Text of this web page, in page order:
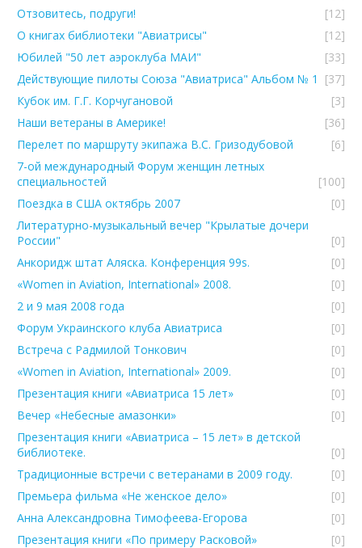
Отзовитесь, подруги!
[12]
О книгах библиотеки "Авиатрисы"
[12]
Юбилей "50 лет аэроклуба МАИ"
[33]
Действующие пилоты Союза "Авиатриса" Альбом № 1
[37]
Кубок им. Г.Г. Корчугановой
[3]
Наши ветераны в Америке!
[36]
Перелет по маршруту экипажа В.С. Гризодубовой
[6]
7-ой международный Форум женщин летных
специальностей
[100]
Поездка в США октябрь 2007
[0]
Литературно-музыкальный вечер "Крылатые дочери
России"
[0]
Анкоридж штат Аляска. Конференция 99s.
[0]
«Women in Aviation, International» 2008.
[0]
2 и 9 мая 2008 года
[0]
Форум Украинского клуба Авиатриcа
[0]
Встреча с Радмилой Тонкович
[0]
«Women in Aviation, International» 2009.
[0]
Презентация книги «Авиатриса 15 лет»
[0]
Вечер «Небесные амазонки»
[0]
Презентация книги «Авиатриса – 15 лет» в детской
библиотеке.
[0]
Традиционные встречи с ветеранами в 2009 году.
[0]
Премьера фильма «Не женское дело»
[0]
Анна Александровна Тимофеева-Егорова
[0]
Презентация книги «По примеру Расковой»
[0]